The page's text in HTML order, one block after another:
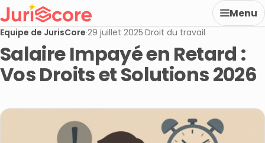
Menu
Equipe de JurisCore·29 juillet 2025·Droit du travail
Salaire Impayé en Retard :
Vos Droits et Solutions 2026